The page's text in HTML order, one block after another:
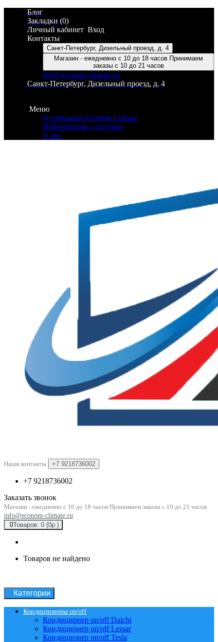
Блог
Закладки (0)
Личный кабинет Вход
Контакты
Санкт-Петербург, Дизельный проезд, д. 4
Магазин - ежедневно с 10 до 18 часов Принимаем
заказы с 10 до 21 часов
info@econom-climate.ru
Санкт-Петербург, Дизельный проезд, д. 4
Меню
О компании Econom Climate
Информация о доставке
О нас
Наши контакты +7 9218736002
+7 9218736002
Заказать звонок
Магазин - ежедневно с 10 до 18 часов Принимаем заказы с 10 до 21 часов
info@econom-climate.ru
0Товаров: 0 (0р.)
Товаров не найдено
Категории
Кондиционеры on/off
Кондиционер on/off Daichi
Кондиционер on/off Lessar
Кондиционер on/off Tesla